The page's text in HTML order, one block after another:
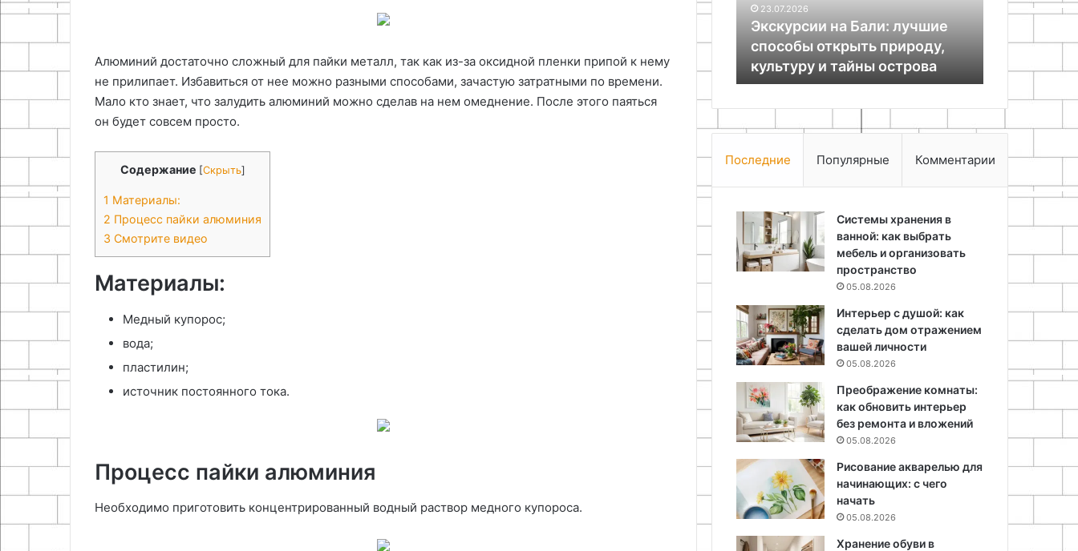
Алюминий достаточно сложный для пайки металл, так как из-за оксидной пленки припой к нему
не прилипает. Избавиться от нее можно разными способами, зачастую затратными по времени.
Мало кто знает, что залудить алюминий можно сделав на нем омеднение. После этого паяться
он будет совсем просто.
Содержание [Скрыть]
1 Материалы:
2 Процесс пайки алюминия
3 Смотрите видео
Материалы:
Медный купорос;
вода;
пластилин;
источник постоянного тока.
Процесс пайки алюминия
Необходимо приготовить концентрированный водный раствор медного купороса.
27.04.2026
строительный подъемник
своими руками
Принцип работы и
выхлопа
Как приготовить апельсиновый
мармелад без выпечки
природу,
культуру
тайны
острова
23.07.2026
Экскурсии на Бали: лучшие
способы открыть природу,
культуру и тайны острова
пластмассы
Как
для
Последние Популярные Комментарии
Системы хранения в
ванной: как выбрать
мебель и организовать
пространство
05.08.2026
Интерьер с душой: как
сделать дом отражением
вашей личности
05.08.2026
Преображение комнаты:
как обновить интерьер
без ремонта и вложений
05.08.2026
Рисование акварелью для
начинающих: с чего
начать
05.08.2026
Хранение обуви в